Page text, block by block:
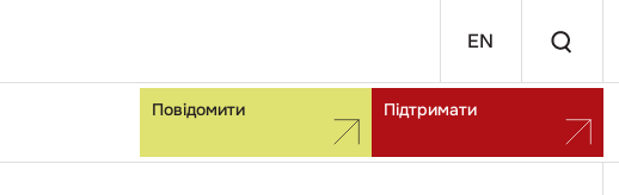
EN
Повідомити Підтримати